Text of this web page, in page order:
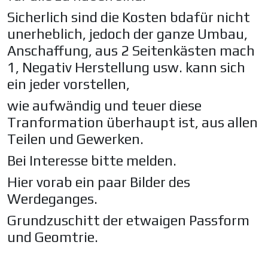
Sicherlich sind die Kosten bdafür nicht
unerheblich, jedoch der ganze Umbau,
Anschaffung, aus 2 Seitenkästen mach
1, Negativ Herstellung usw. kann sich
ein jeder vorstellen,
wie aufwändig und teuer diese
Tranformation überhaupt ist, aus allen
Teilen und Gewerken.
Bei Interesse bitte melden.
Hier vorab ein paar Bilder des
Werdeganges.
Grundzuschitt der etwaigen Passform
und Geomtrie.